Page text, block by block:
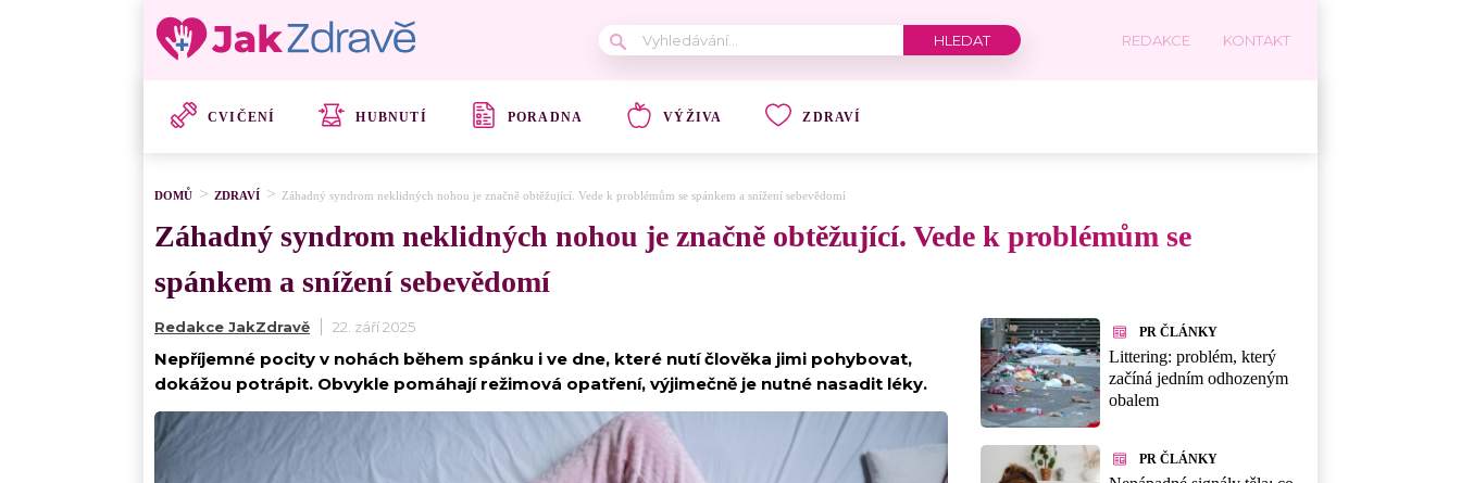
REDAKCE KONTAKT
CVIČENÍ HUBNUTÍ PORADNA VÝŽIVA ZDRAVÍ
DOMŮ ZDRAVÍ Záhadný syndrom neklidných nohou je značně obtěžující. Vede k problémům se spánkem a snížení sebevědomí
Záhadný syndrom neklidných nohou je značně obtěžující. Vede k problémům se
spánkem a snížení sebevědomí
Redakce JakZdravě 22. září 2025
Nepříjemné pocity v nohách během spánku i ve dne, které nutí člověka jimi pohybovat,
dokážou potrápit. Obvykle pomáhají režimová opatření, výjimečně je nutné nasadit léky.
PR ČLÁNKY
Littering: problém, který
začíná jedním odhozeným
obalem
PR ČLÁNKY